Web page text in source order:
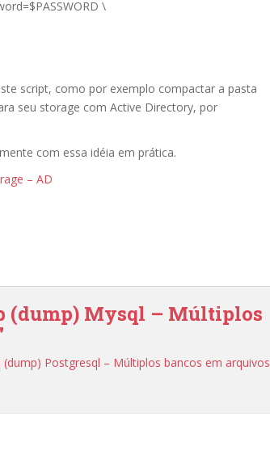
\
script, como por exemplo compactar a pasta
seu storage com Active Directory, por
com essa idéia em prática.
– AD
(dump) Mysql – Múltiplos
Postgresql – Múltiplos bancos em arquivos